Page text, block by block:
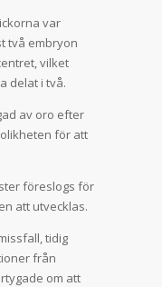
var
två embryon
vilket
delat i två.
av oro efter
för att
föreslogs för
att utvecklas.
tidig
från
om att